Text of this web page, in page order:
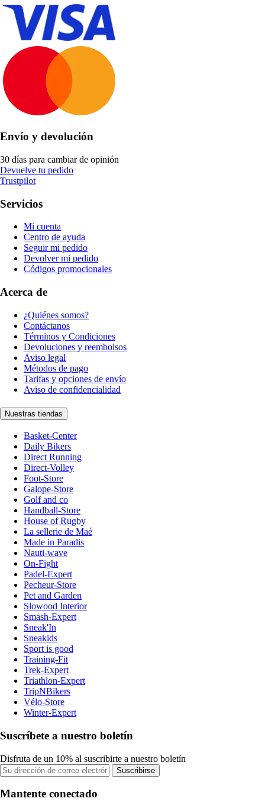
Envío y devolución
30 días para cambiar de opinión
Devuelve tu pedido
Trustpilot
Servicios
Mi cuenta
Centro de ayuda
Seguir mi pedido
Devolver mi pedido
Códigos promocionales
Acerca de
¿Quiénes somos?
Contáctanos
Términos y Condiciones
Devoluciones y reembolsos
Aviso legal
Métodos de pago
Tarifas y opciones de envío
Aviso de confidencialidad
Nuestras tiendas
Basket-Center
Daily Bikers
Direct Running
Direct-Volley
Foot-Store
Galope-Store
Golf and co
Handball-Store
House of Rugby
La sellerie de Maé
Made in Paradis
Nauti-wave
On-Fight
Padel-Expert
Pecheur-Store
Pet and Garden
Slowood Interior
Smash-Expert
Sneak'In
Sneakids
Sport is good
Training-Fit
Trek-Expert
Triathlon-Expert
TripNBikers
Vélo-Store
Winter-Expert
Suscríbete a nuestro boletín
Disfruta de un 10% al suscribirte a nuestro boletín
Suscribirse
Mantente conectado